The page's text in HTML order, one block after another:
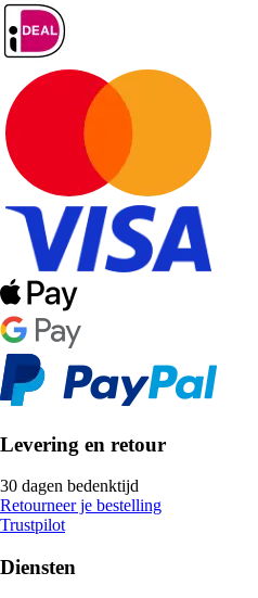
Levering en retour
30 dagen bedenktijd
Retourneer je bestelling
Trustpilot
Diensten